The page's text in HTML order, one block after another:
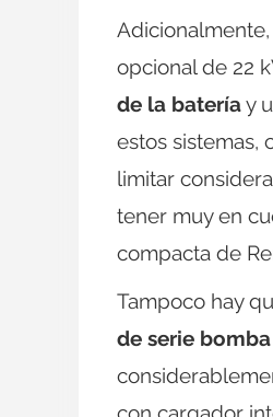
opcional de 22
de la bateríay
estos sistemas,
limitar
tener muy en
compacta de
Tampoco hay
de serie